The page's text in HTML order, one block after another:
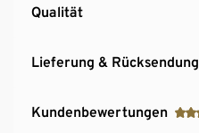
Qualität
Lieferung & Rücksendung
Kundenbewertungen